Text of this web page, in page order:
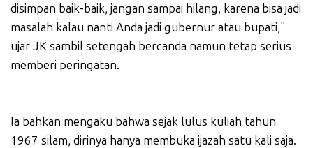
disimpan baik-baik, jangan sampai hilang, karena bisa jadi
masalah kalau nanti Anda jadi gubernur atau bupati,"
ujar JK sambil setengah bercanda namun tetap serius
memberi peringatan.
Ia bahkan mengaku bahwa sejak lulus kuliah tahun
1967 silam, dirinya hanya membuka ijazah satu kali saja.